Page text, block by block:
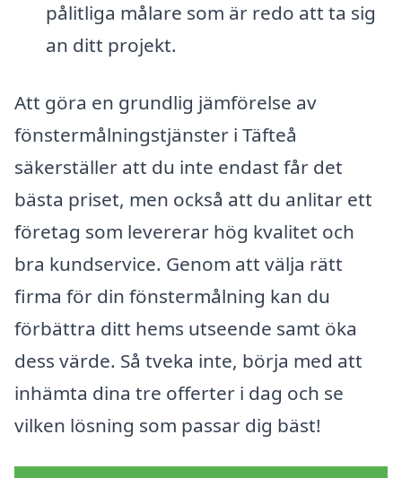
pålitliga målare som är redo att ta sig
an ditt projekt.
Att göra en grundlig jämförelse av
fönstermålningstjänster i Täfteå
säkerställer att du inte endast får det
bästa priset, men också att du anlitar ett
företag som levererar hög kvalitet och
bra kundservice. Genom att välja rätt
firma för din fönstermålning kan du
förbättra ditt hems utseende samt öka
dess värde. Så tveka inte, börja med att
inhämta dina tre offerter i dag och se
vilken lösning som passar dig bäst!